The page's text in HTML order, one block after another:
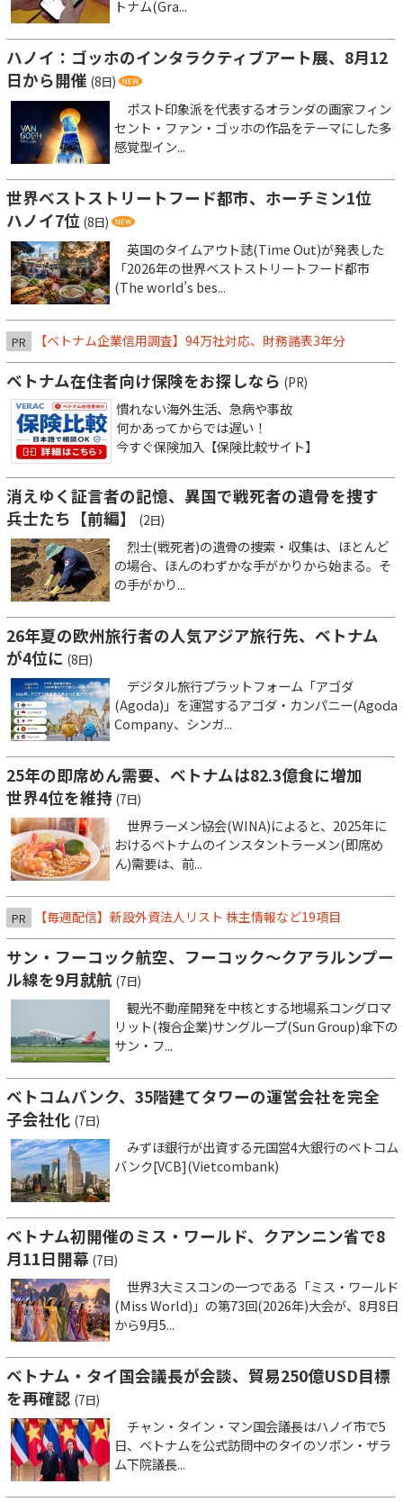
トナム(Gra...
ハノイ：ゴッホのインタラクティブアート展、8月12
日から開催 (8日)
ポスト印象派を代表するオランダの画家フィン
セント・ファン・ゴッホの作品をテーマにした多
感覚型イン...
世界ベストストリートフード都市、ホーチミン1位
ハノイ7位 (8日)
英国のタイムアウト誌(Time Out)が発表した
「2026年の世界ベストストリートフード都市
(The world’s bes...
PR 【ベトナム企業信用調査】94万社対応、財務諸表3年分
ベトナム在住者向け保険をお探しなら (PR)
慣れない海外生活、急病や事故
何かあってからでは遅い！
今すぐ保険加入【保険比較サイト】
消えゆく証言者の記憶、異国で戦死者の遺骨を捜す
兵士たち【前編】
(2日)
烈士(戦死者)の遺骨の捜索・収集は、ほとんど
の場合、ほんのわずかな手がかりから始まる。そ
の手がかり...
26年夏の欧州旅行者の人気アジア旅行先、ベトナム
が4位に (8日)
デジタル旅行プラットフォーム「アゴダ
(Agoda)」を運営するアゴダ・カンパニー(Agoda
Company、シンガ...
25年の即席めん需要、ベトナムは82.3億食に増加
世界4位を維持 (7日)
世界ラーメン協会(WINA)によると、2025年に
おけるベトナムのインスタントラーメン(即席め
ん)需要は、前...
PR 【毎週配信】新設外資法人リスト 株主情報など19項目
サン・フーコック航空、フーコック～クアラルンプー
ル線を9月就航 (7日)
観光不動産開発を中核とする地場系コングロマ
リット(複合企業)サングループ(Sun Group)傘下の
サン・フ...
ベトコムバンク、35階建てタワーの運営会社を完全
子会社化 (7日)
みずほ銀行が出資する元国営4大銀行のベトコム
バンク[VCB](Vietcombank)
ベトナム初開催のミス・ワールド、クアンニン省で8
月11日開幕 (7日)
世界3大ミスコンの一つである「ミス・ワールド
(Miss World)」の第73回(2026年)大会が、8月8日
から9月5...
ベトナム・タイ国会議長が会談、貿易250億USD目標
を再確認 (7日)
チャン・タイン・マン国会議長はハノイ市で5
日、ベトナムを公式訪問中のタイのソポン・ザラ
ム下院議長...